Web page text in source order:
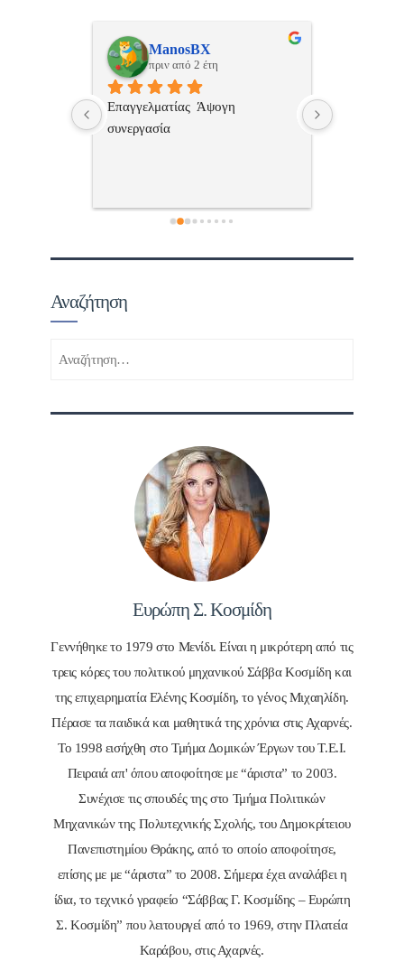
ManosBX
πριν από 2 έτη
Επαγγελματίας  Άψογη
συνεργασία
Αναζήτηση
Ευρώπη Σ. Κοσμίδη
Γεννήθηκε το 1979 στο Μενίδι. Είναι η μικρότερη από τις
τρεις κόρες του πολιτικού μηχανικού Σάββα Κοσμίδη και
της επιχειρηματία Ελένης Κοσμίδη, το γένος Μιχαηλίδη.
Πέρασε τα παιδικά και μαθητικά της χρόνια στις Αχαρνές.
Το 1998 εισήχθη στο Τμήμα Δομικών Έργων του Τ.Ε.Ι.
Πειραιά απ' όπου αποφοίτησε με “άριστα” το 2003.
Συνέχισε τις σπουδές της στο Τμήμα Πολιτικών
Μηχανικών της Πολυτεχνικής Σχολής, του Δημοκρίτειου
Πανεπιστημίου Θράκης, από το οποίο αποφοίτησε,
επίσης με με “άριστα” το 2008. Σήμερα έχει αναλάβει η
ίδια, το τεχνικό γραφείο “Σάββας Γ. Κοσμίδης – Ευρώπη
Σ. Κοσμίδη” που λειτουργεί από το 1969, στην Πλατεία
Καράβου, στις Αχαρνές.